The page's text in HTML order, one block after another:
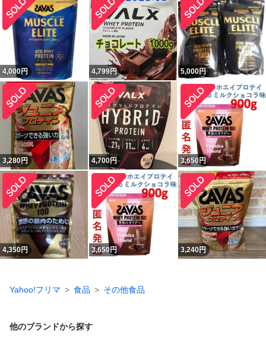
4,000円 4,799円 5,000円
3,280円 4,700円 3,650円
4,350円 3,650円 3,240円
Yahoo!フリマ 食品 その他食品
他のブランドから探す